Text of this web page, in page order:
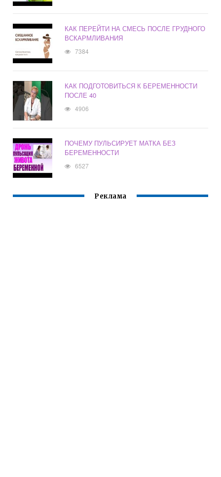
КАК ПЕРЕЙТИ НА СМЕСЬ ПОСЛЕ ГРУДНОГО
ВСКАРМЛИВАНИЯ
7384
КАК ПОДГОТОВИТЬСЯ К БЕРЕМЕННОСТИ
ПОСЛЕ 40
4906
ПОЧЕМУ ПУЛЬСИРУЕТ МАТКА БЕЗ
БЕРЕМЕННОСТИ
6527
Реклама